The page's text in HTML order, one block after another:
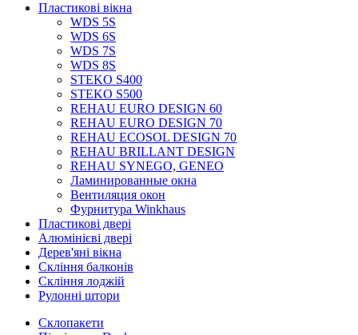
Пластикові вікна
WDS 5S
WDS 6S
WDS 7S
WDS 8S
STEKO S400
STEKO S500
REHAU EURO DESIGN 60
REHAU EURO DESIGN 70
REHAU ECOSOL DESIGN 70
REHAU BRILLANT DESIGN
REHAU SYNEGO, GENEO
Ламинированные окна
Вентиляция окон
Фурнитура Winkhaus
Пластикові двері
Алюмінієві двері
Дерев'яні вікна
Скління балконів
Скління лоджій
Рулонні штори
Склопакети